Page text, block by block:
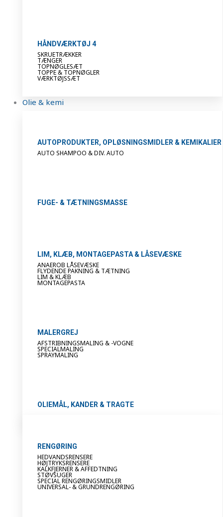
HÅNDVÆRKTØJ 4
SKRUETRÆKKER
TÆNGER
TOPNØGLESÆT
TOPPE & TOPNØGLER
VÆRKTØJSSÆT
Olie & kemi
AUTOPRODUKTER, OPLØSNINGSMIDLER & KEMIKALIER
AUTO SHAMPOO & DIV. AUTO
FUGE- & TÆTNINGSMASSE
LIM, KLÆB, MONTAGEPASTA & LÅSEVÆSKE
ANAEROB LÅSEVÆSKE
FLYDENDE PAKNING & TÆTNING
LIM & KLÆB
MONTAGEPASTA
MALERGREJ
AFSTRIBNINGSMALING & -VOGNE
SPECIALMALING
SPRAYMALING
OLIEMÅL, KANDER & TRAGTE
RENGØRING
HEDVANDSRENSERE
HØJTRYKSRENSERE
KALKFJERNER & AFFEDTNING
STØVSUGER
SPECIAL RENGØRINGSMIDLER
UNIVERSAL- & GRUNDRENGØRING